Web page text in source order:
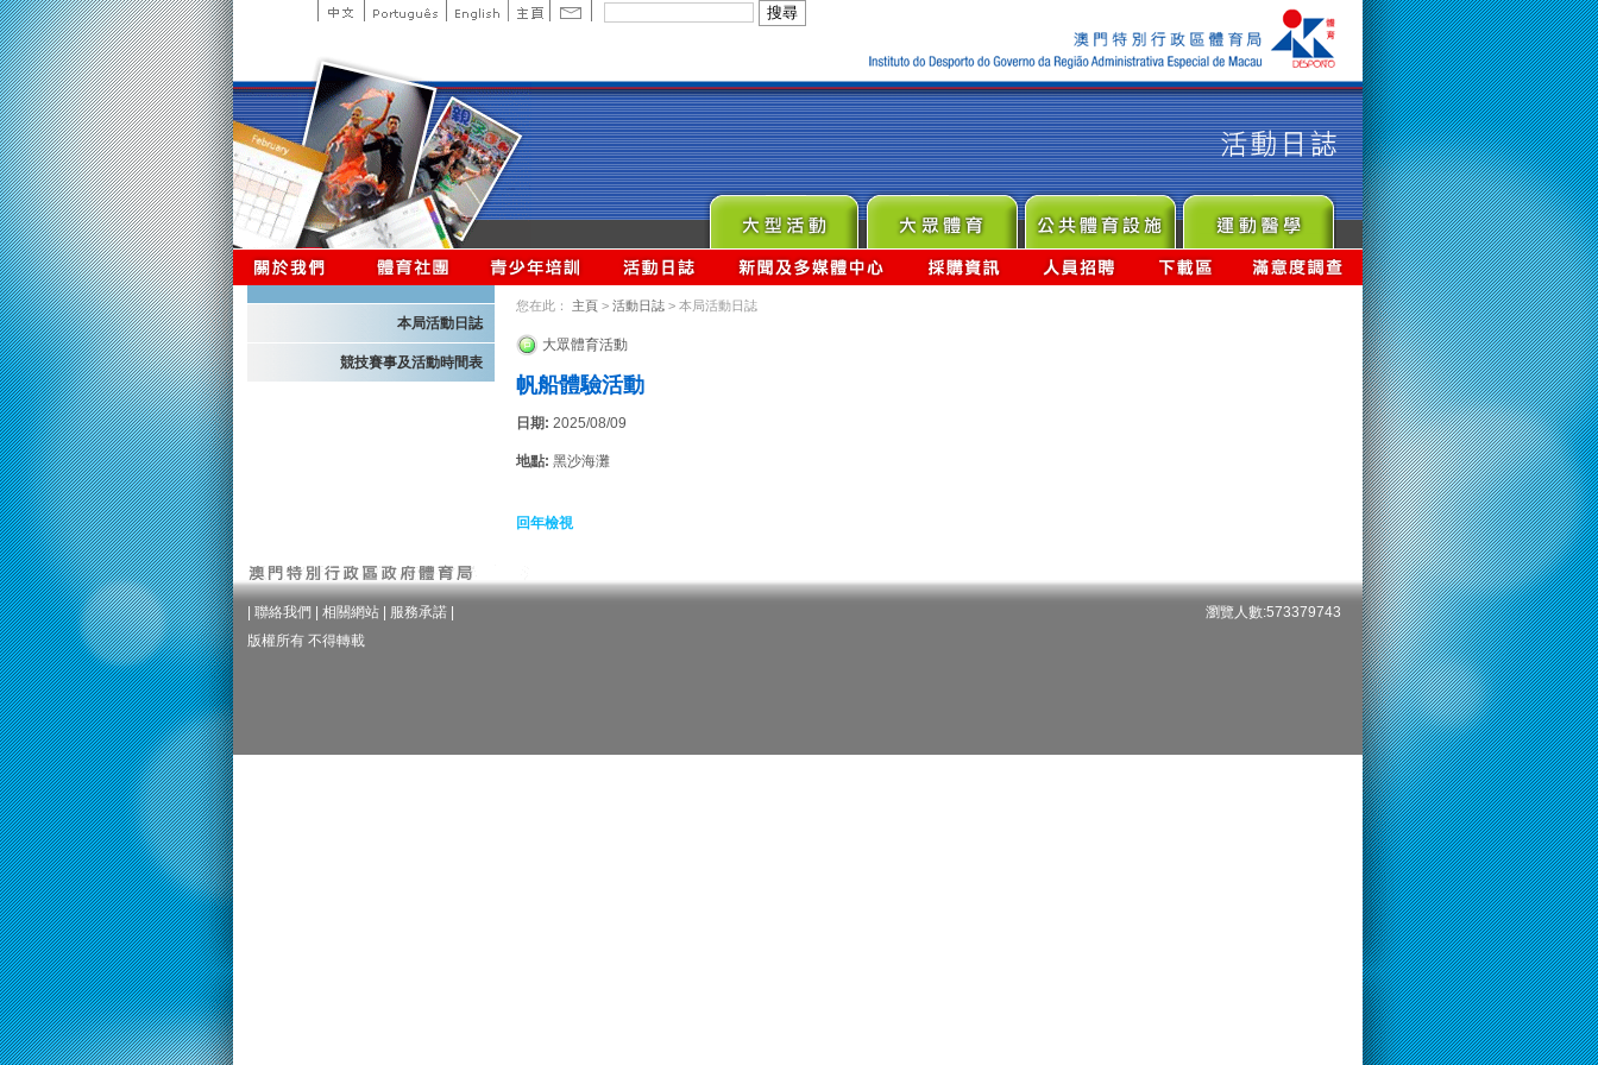
本局活動日誌
競技賽事及活動時間表
您在此： 主頁 > 活動日誌 > 本局活動日誌
大眾體育活動
帆船體驗活動
日期: 2025/08/09
地點: 黑沙海灘
回年檢視
聯絡我們 相關網站 服務承諾
版權所有 不得轉載
瀏覽人數:573379743